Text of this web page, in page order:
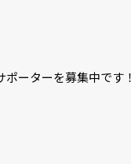
ポーターを募集中です